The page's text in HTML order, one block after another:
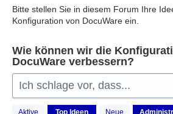
Bitte stellen Sie in diesem Forum Ihre
Konfiguration von DocuWare ein.
Wie können wir die
DocuWare verbessern?
Ich schlage vor, dass...
Aktive Top Ideen Neue
127